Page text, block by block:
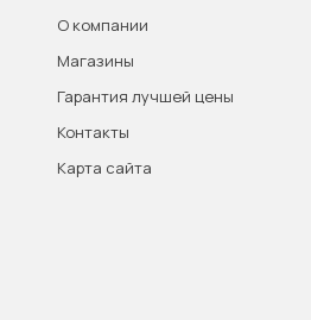
О компании
Магазины
Гарантия лучшей цены
Контакты
Карта сайта